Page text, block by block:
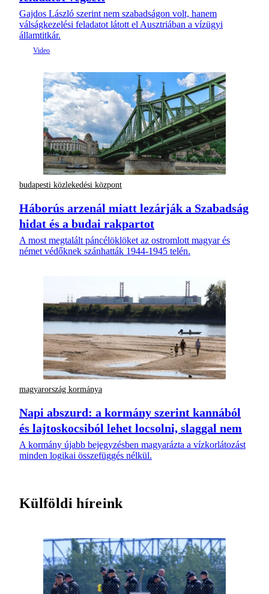
Gajdos László szerint nem szabadságon volt, hanem
válságkezelési feladatot látott el Ausztriában a vízügyi
államtitkár.
budapesti közlekedési központ
Háborús arzenál miatt lezárják a Szabadság
hidat és a budai rakpartot
A most megtalált páncélöklöket az ostromlott magyar és
német védőknek szánhatták 1944-1945 telén.
magyarország kormánya
Napi abszurd: a kormány szerint kannából
és lajtoskocsiból lehet locsolni, slaggal nem
A kormány újabb bejegyzésben magyarázta a vízkorlátozást
minden logikai összefüggés nélkül.
Külföldi híreink